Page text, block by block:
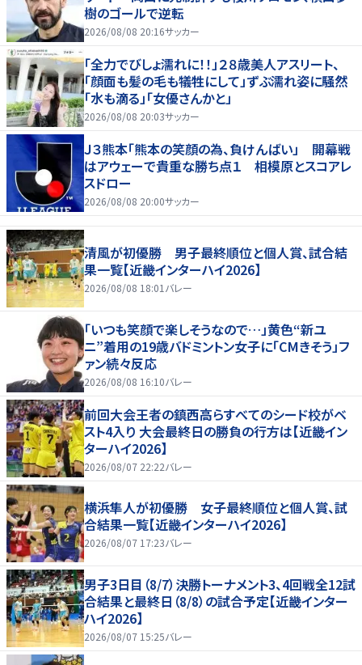
樹のゴールで逆転
2026/08/08 20:16サッカー
「全力でびしょ濡れに！！」２８歳美人アスリート、
「顔面も髪の毛も犠牲にして」ずぶ濡れ姿に騒然
「水も滴る」「女優さんかと」
2026/08/08 20:03サッカー
Ｊ３熊本「熊本の笑顔の為、負けんばい」 開幕戦
はアウェーで貴重な勝ち点１ 相模原とスコアレ
スドロー
2026/08/08 20:00サッカー
清風が初優勝 男子最終順位と個人賞、試合結
果一覧【近畿インターハイ2026】
2026/08/08 18:01 バレー
「いつも笑顔で楽しそうなので…」黄色“新ユ
ニ”着用の19歳バドミントン女子に「CMきそう」フ
ァン続々反応
2026/08/08 16:10バレー
前回大会王者の鎮西高らすべてのシード校がベ
スト4入り 大会最終日の勝負の行方は【近畿イン
ターハイ2026】
2026/08/07 22:22バレー
横浜隼人が初優勝 女子最終順位と個人賞、試
合結果一覧【近畿インターハイ2026】
2026/08/07 17:23バレー
男子3日目（8/7）決勝トーナメント3、4回戦全12試
合結果と最終日（8/8）の試合予定【近畿インター
ハイ2026】
2026/08/07 15:25バレー